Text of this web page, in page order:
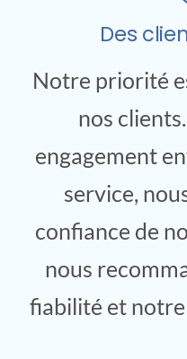
Des
Notre priorité
nos
engagement
service,
confiance de
nous
fiabilité et